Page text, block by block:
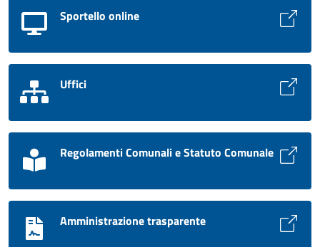
Sportello online
Uffici
Regolamenti Comunali e Statuto Comunale
Amministrazione trasparente